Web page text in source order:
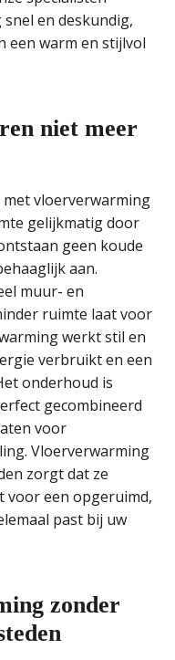
en deskundig,
een warm en stijlvol
niet meer
vloerverwarming
gelijkmatig door
geen koude
aan.
muur- en
ruimte laat voor
werkt stil en
verbruikt en een
onderhoud is
gecombineerd
voor
Vloerverwarming
zorgt dat ze
voor een opgeruimd,
past bij uw
zonder